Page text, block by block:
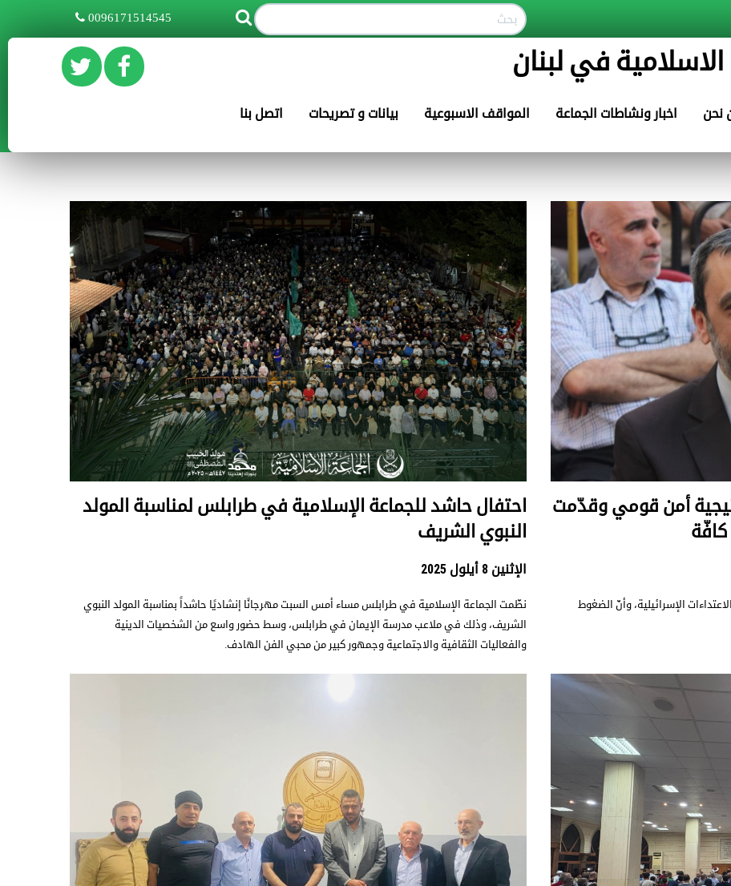
0096171514545
الاسلامية في لبنان
اتصل بنا بيانات و تصريحات المواقف الاسبوعية اخبار ونشاطات الجماعة نحن
أمن قومي وقدّمت
كافّة
الإسرائيلية، وأنّ الضغوط
احتفال حاشد للجماعة الإسلامية في طرابلس لمناسبة المولد
النبوي الشريف
الإثنين 8 أيلول 2025
نظّمت الجماعة الإسلامية في طرابلس مساء أمس السبت مهرجانًا إنشاديًا حاشداً بمناسبة المولد النبوي
الشريف، وذلك في ملاعب مدرسة الإيمان في طرابلس، وسط حضور واسع من الشخصيات الدينية
والفعاليات الثقافية والاجتماعية وجمهور كبير من محبي الفن الهادف.